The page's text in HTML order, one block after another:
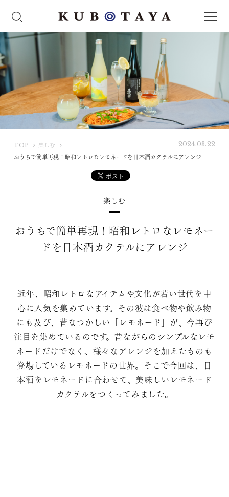
TOP
U
楽しむ
おうちで簡単再現！昭和レトロなレモネードを日本酒カクテルにアレンジ
2024.03.22
楽しむ
おうちで簡単再現！昭和レトロなレモネー
ドを日本酒カクテルにアレンジ
近年、昭和レトロなアイテムや文化が若い世代を中
心に人気を集めています。その波は食べ物や飲み物
にも及び、昔なつかしい「レモネード」が、今再び
注目を集めているのです。昔ながらのシンプルなレモ
ネードだけでなく、様々なアレンジを加えたものも
登場しているレモネードの世界。そこで今回は、日
本酒をレモネードに合わせて、美味しいレモネード
カクテルをつくってみました。